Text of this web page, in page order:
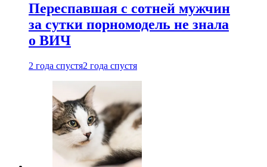
Переспавшая с сотней мужчин
за сутки порномодель не знала
о ВИЧ
2 года спустя2 года спустя